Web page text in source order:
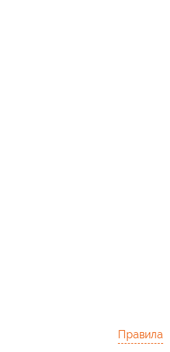
Правила